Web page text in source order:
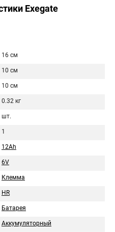
Exegate
16 см
10 см
10 см
0.32 кг
шт.
1
12Ah
6V
Клемма
HR
Батарея
Аккумуляторный